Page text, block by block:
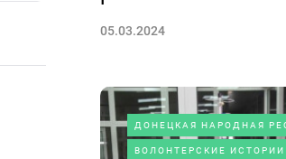
05.03.2024
ДОНЕЦКАЯ НАРОДНАЯ
ВОЛОНТЕРСКИЕ ИСТОРИИ